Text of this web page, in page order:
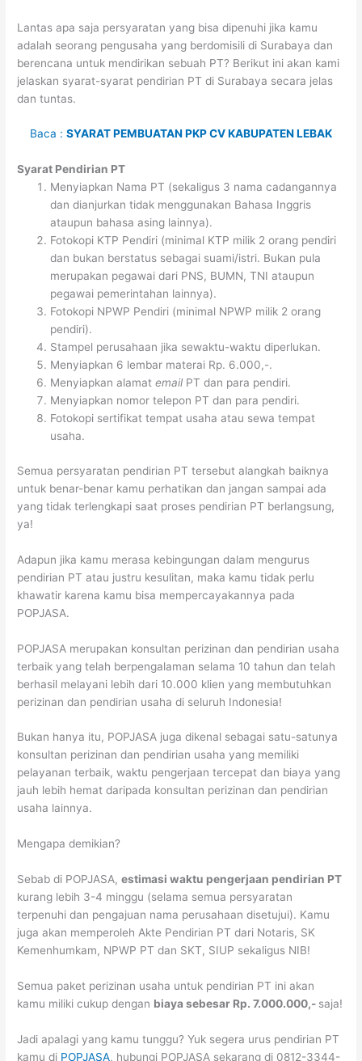
Lantas apa saja persyaratan yang bisa dipenuhi jika kamu
adalah seorang pengusaha yang berdomisili di Surabaya dan
berencana untuk mendirikan sebuah PT? Berikut ini akan kami
jelaskan syarat-syarat pendirian PT di Surabaya secara jelas
dan tuntas.
Baca : SYARAT PEMBUATAN PKP CV KABUPATEN LEBAK
Syarat Pendirian PT
Menyiapkan Nama PT (sekaligus 3 nama cadangannya
dan dianjurkan tidak menggunakan Bahasa Inggris
ataupun bahasa asing lainnya).
Fotokopi KTP Pendiri (minimal KTP milik 2 orang pendiri
dan bukan berstatus sebagai suami/istri. Bukan pula
merupakan pegawai dari PNS, BUMN, TNI ataupun
pegawai pemerintahan lainnya).
Fotokopi NPWP Pendiri (minimal NPWP milik 2 orang
pendiri).
Stampel perusahaan jika sewaktu-waktu diperlukan.
Menyiapkan 6 lembar materai Rp. 6.000,-.
Menyiapkan alamatemail PT dan para pendiri.
Menyiapkan nomor telepon PT dan para pendiri.
Fotokopi sertifikat tempat usaha atau sewa tempat
usaha.
Semua persyaratan pendirian PT tersebut alangkah baiknya
untuk benar-benar kamu perhatikan dan jangan sampai ada
yang tidak terlengkapi saat proses pendirian PT berlangsung,
ya!
Adapun jika kamu merasa kebingungan dalam mengurus
pendirian PT atau justru kesulitan, maka kamu tidak perlu
khawatir karena kamu bisa mempercayakannya pada
POPJASA.
POPJASA merupakan konsultan perizinan dan pendirian usaha
terbaik yang telah berpengalaman selama 10 tahun dan telah
berhasil melayani lebih dari 10.000 klien yang membutuhkan
perizinan dan pendirian usaha di seluruh Indonesia!
Bukan hanya itu, POPJASA juga dikenal sebagai satu-satunya
konsultan perizinan dan pendirian usaha yang memiliki
pelayanan terbaik, waktu pengerjaan tercepat dan biaya yang
jauh lebih hemat daripada konsultan perizinan dan pendirian
usaha lainnya.
Mengapa demikian?
Sebab di POPJASA,estimasi waktu pengerjaan pendirian PT
kurang lebih 3-4 minggu (selama semua persyaratan
terpenuhi dan pengajuan nama perusahaan disetujui). Kamu
juga akan memperoleh Akte Pendirian PT dari Notaris, SK
Kemenhumkam, NPWP PT dan SKT, SIUP sekaligus NIB!
Semua paket perizinan usaha untuk pendirian PT ini akan
kamu miliki cukup dengan biaya sebesar Rp. 7.000.000,- saja!
Jadi apalagi yang kamu tunggu? Yuk segera urus pendirian PT
kamu di POPJASA, hubungi POPJASA sekarang di 0812-3344-